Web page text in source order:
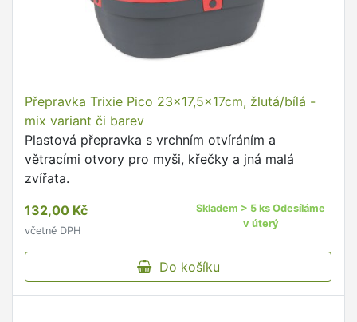
Přepravka Trixie Pico 23x17,5x17cm, žlutá/bílá -
mix variant či barev
Plastová přepravka s vrchním otvíráním a
větracími otvory pro myši, křečky a jná malá
zvířata.
132,00 Kč
včetně DPH
Skladem > 5 ks Odesíláme
v úterý
Do košíku